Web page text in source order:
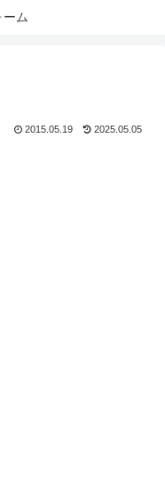
ム
2015.05.19 2025.05.05